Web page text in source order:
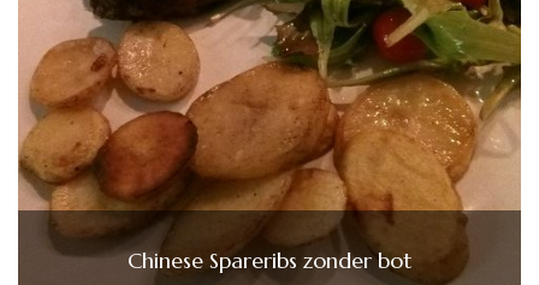
Chinese Spareribs zonder bot